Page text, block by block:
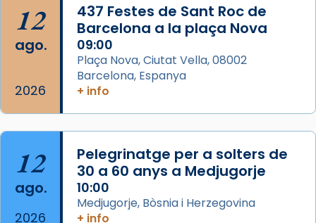
View on Facebook · Share
12
ago.
2026
437 Festes de Sant Roc de
Barcelona a la plaça Nova
09:00
Plaça Nova, Ciutat Vella, 08002
Barcelona, Espanya
+ info
12
ago.
2026
Pelegrinatge per a solters de
30 a 60 anys a Medjugorje
10:00
Medjugorje, Bòsnia i Herzegovina
+ info